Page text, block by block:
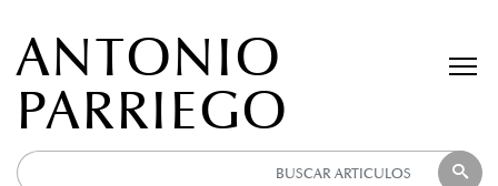
ANTONIO
PARRIEGO